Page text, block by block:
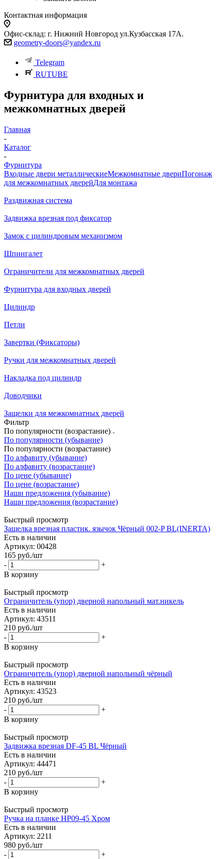
Контактная информация
Офис-склад: г. Нижний Новгород ул.Кузбасская 17А.
geometry-doors@yandex.ru
Telegram
RUTUBE
Фурнитура для входных и
межкомнатных дверей
Главная
-
Каталог
-
Фурнитура
Входные двери металлическиеМежкомнатные двериПогонаж
для межкомнатных дверейДля монтажа
Раздвижная система
Задвижка врезная под фиксатор
Замок с цилиндровым механизмом
Шпингалет
Ограничители для межкомнатных дверей
Фурнитура для входных дверей
Цилиндр
Петли
Завертки (Фиксаторы)
Ручки для межкомнатных дверей
Накладка под цилиндр
Доводчики
Защелки для межкомнатных дверей
Фильтр
По популярности (возрастание)
По популярности (убывание)
По популярности (возрастание)
По алфавиту (убывание)
По алфавиту (возрастание)
По цене (убывание)
По цене (возрастание)
Наши предложения (убывание)
Наши предложения (возрастание)
Быстрый просмотр
Защелка врезная пластик. язычок Чёрный 002-P BL(INERTA)
Есть в наличии
Артикул: 00428
165 руб./шт
-
+
В корзину
Быстрый просмотр
Ограничитель (упор) дверной напольный мат.никель
Есть в наличии
Артикул: 43511
210 руб./шт
-
+
В корзину
Быстрый просмотр
Ограничитель (упор) дверной напольный чёрный
Есть в наличии
Артикул: 43523
210 руб./шт
-
+
В корзину
Быстрый просмотр
Задвижка врезная DF-45 BL Чёрный
Есть в наличии
Артикул: 44471
210 руб./шт
-
+
В корзину
Быстрый просмотр
Ручка на планке HP09-45 Хром
Есть в наличии
Артикул: 2211
980 руб./шт
-
+